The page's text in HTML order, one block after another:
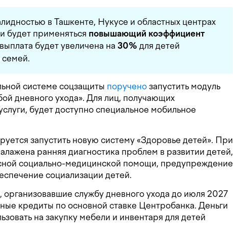
в Ташкенте, Нукусе и областных центрах
будет применяться повышающий коэффициент
будет увеличена на 30% для детей
системе соцзащиты поручено запустить модуль
дневного ухода». Для лиц, получающих
будет доступно специальное мобильное
запустить новую систему «Здоровье детей». При
ранняя диагностика проблем в развитии детей,
социально-медицинской помощи, предупреждение
социализации детей.
службу дневного ухода до июля 2027
кредиты по основной ставке Центробанка. Деньги
на закупку мебели и инвентаря для детей